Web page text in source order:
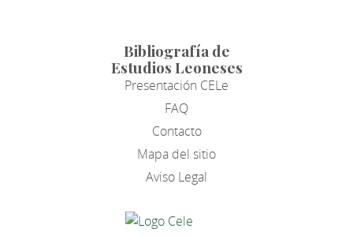
Bibliografía de
Estudios Leoneses
Presentación CELe
FAQ
Contacto
Mapa del sitio
Aviso Legal